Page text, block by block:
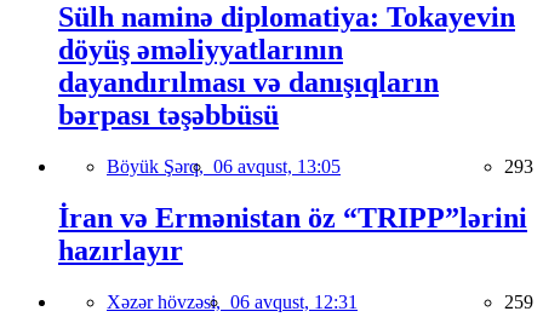
Sülh naminə diplomatiya: Tokayevin
döyüş əməliyyatlarının
dayandırılması və danışıqların
bərpası təşəbbüsü
Böyük Şərq, 06 avqust, 13:05 293
İran və Ermənistan öz “TRIPP”lərini
hazırlayır
Xəzər hövzəsi, 06 avqust, 12:31 259